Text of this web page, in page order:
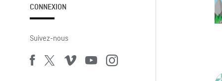
CONNEXION
Suivez-nous